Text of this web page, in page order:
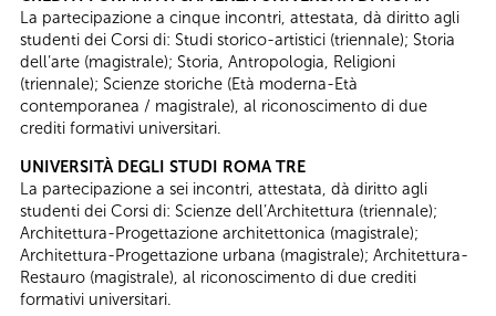
La partecipazione a cinque incontri, attestata, dà diritto agli
studenti dei Corsi di: Studi storico-artistici (triennale); Storia
dell’arte (magistrale); Storia, Antropologia, Religioni
(triennale); Scienze storiche (Età moderna-Età
contemporanea / magistrale), al riconoscimento di due
crediti formativi universitari.
UNIVERSITÀ DEGLI STUDI ROMA TRE
La partecipazione a sei incontri, attestata, dà diritto agli
studenti dei Corsi di: Scienze dell’Architettura (triennale);
Architettura-Progettazione architettonica (magistrale);
Architettura-Progettazione urbana (magistrale); Architettura-
Restauro (magistrale), al riconoscimento di due crediti
formativi universitari.